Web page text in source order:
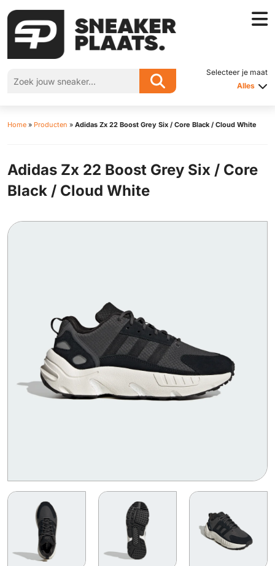
Selecteer je maat
Alles
Home » Producten » Adidas Zx 22 Boost Grey Six / Core Black / Cloud White
Adidas Zx 22 Boost Grey Six / Core
Black / Cloud White